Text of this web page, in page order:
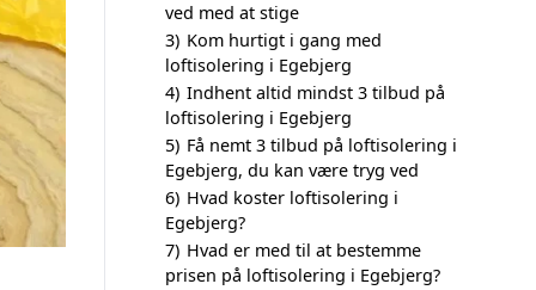
ved med at stige
3) Kom hurtigt i gang med
loftisolering i Egebjerg
4) Indhent altid mindst 3 tilbud på
loftisolering i Egebjerg
5) Få nemt 3 tilbud på loftisolering i
Egebjerg, du kan være tryg ved
6) Hvad koster loftisolering i
Egebjerg?
7) Hvad er med til at bestemme
prisen på loftisolering i Egebjerg?